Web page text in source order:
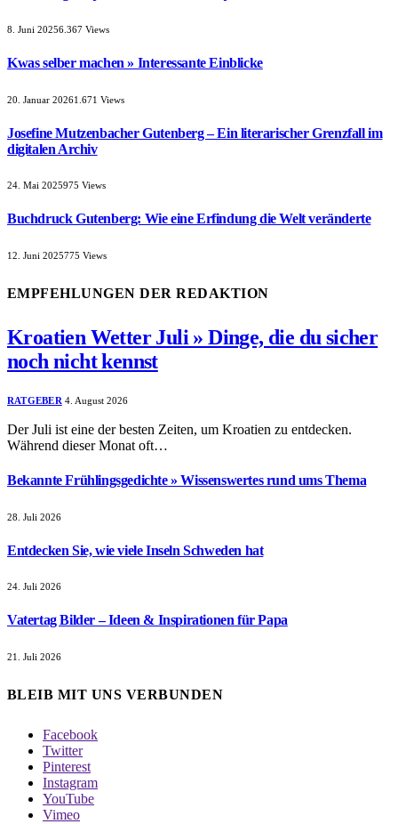
8. Juni 20256.367 Views
Kwas selber machen » Interessante Einblicke
20. Januar 20261.671 Views
Josefine Mutzenbacher Gutenberg – Ein literarischer Grenzfall im
digitalen Archiv
24. Mai 2025975 Views
Buchdruck Gutenberg: Wie eine Erfindung die Welt veränderte
12. Juni 2025775 Views
EMPFEHLUNGEN DER REDAKTION
Kroatien Wetter Juli » Dinge, die du sicher
noch nicht kennst
RATGEBER 4. August 2026
Der Juli ist eine der besten Zeiten, um Kroatien zu entdecken.
Während dieser Monat oft…
Bekannte Frühlingsgedichte » Wissenswertes rund ums Thema
28. Juli 2026
Entdecken Sie, wie viele Inseln Schweden hat
24. Juli 2026
Vatertag Bilder – Ideen & Inspirationen für Papa
21. Juli 2026
BLEIB MIT UNS VERBUNDEN
Facebook
Twitter
Pinterest
Instagram
YouTube
Vimeo